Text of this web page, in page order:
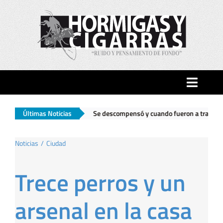
Toggle
Inicio
Ciudad
Actualidad
Últimas Noticias
Se descompensó y cuando fueron a trasladarlo encontraron un
Noticias Ciudad
Trece perros y un
arsenal en la casa